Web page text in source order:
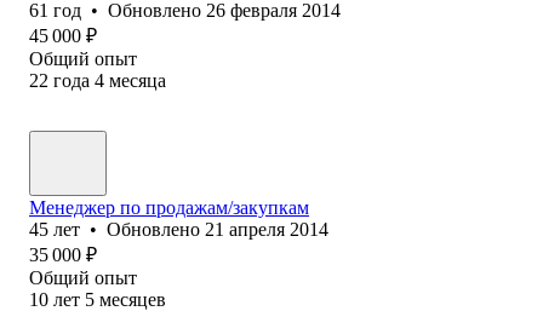
61 год • Обновлено 26 февраля 2014
45 000 ₽
Общий опыт
22 года 4 месяца
Менеджер по продажам/закупкам
45 лет • Обновлено 21 апреля 2014
35 000 ₽
Общий опыт
10 лет 5 месяцев